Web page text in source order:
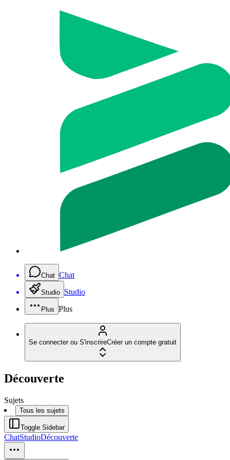
Chat Chat
Studio Studio
Plus Plus
Se connecter ou S'inscrireCréer un compte gratuit
Découverte
Sujets
Tous les sujets
Toggle Sidebar
ChatStudioDécouverte